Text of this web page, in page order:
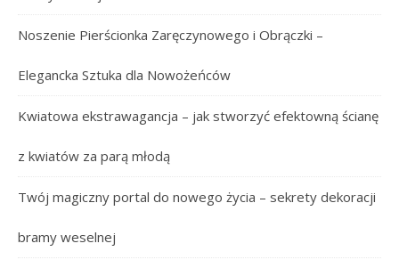
Noszenie Pierścionka Zaręczynowego i Obrączki –
Elegancka Sztuka dla Nowożeńców
Kwiatowa ekstrawagancja – jak stworzyć efektowną ścianę
z kwiatów za parą młodą
Twój magiczny portal do nowego życia – sekrety dekoracji
bramy weselnej